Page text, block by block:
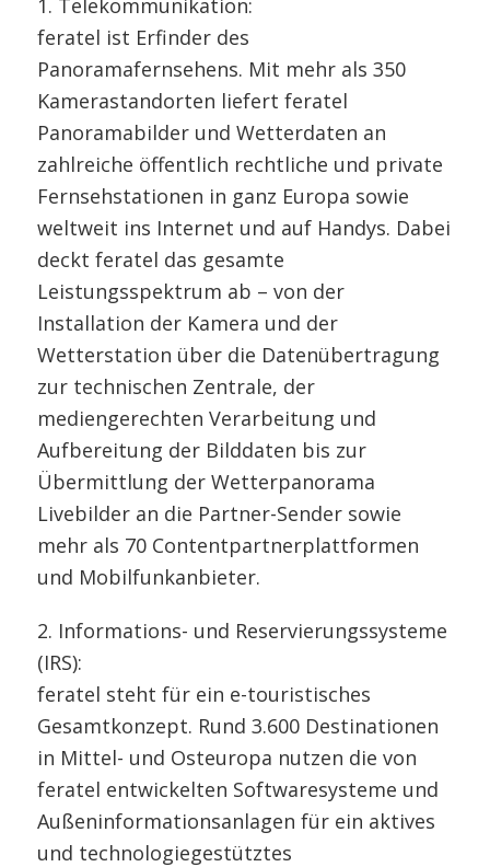
1. Telekommunikation:
feratel ist Erfinder des
Panoramafernsehens. Mit mehr als 350
Kamerastandorten liefert feratel
Panoramabilder und Wetterdaten an
zahlreiche öffentlich rechtliche und private
Fernsehstationen in ganz Europa sowie
weltweit ins Internet und auf Handys. Dabei
deckt feratel das gesamte
Leistungsspektrum ab – von der
Installation der Kamera und der
Wetterstation über die Datenübertragung
zur technischen Zentrale, der
mediengerechten Verarbeitung und
Aufbereitung der Bilddaten bis zur
Übermittlung der Wetterpanorama
Livebilder an die Partner-Sender sowie
mehr als 70 Contentpartnerplattformen
und Mobilfunkanbieter.
2. Informations- und Reservierungssysteme
(IRS):
feratel steht für ein e-touristisches
Gesamtkonzept. Rund 3.600 Destinationen
in Mittel- und Osteuropa nutzen die von
feratel entwickelten Softwaresysteme und
Außeninformationsanlagen für ein aktives
und technologiegestütztes